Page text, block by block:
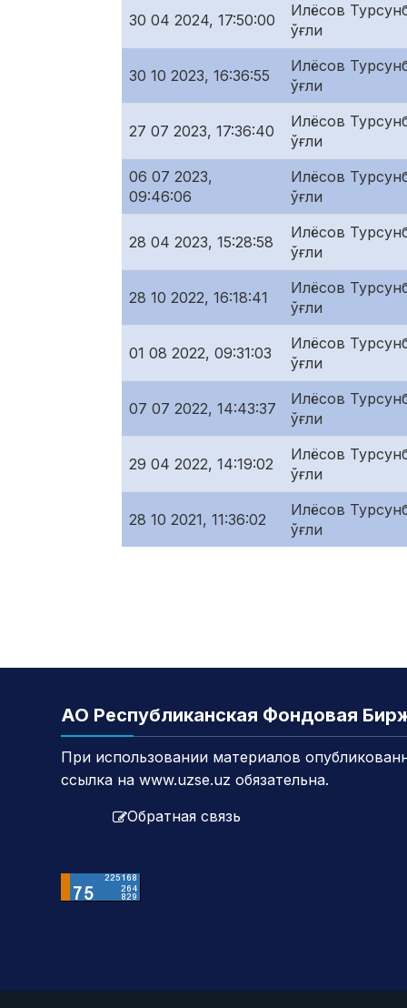
30 04 2024, 17:50:00
Илёсов
ўғли
30 10 2023, 16:36:55
Илёсов
ўғли
27 07 2023, 17:36:40
Илёсов
ўғли
06 07 2023,
09:46:06
Илёсов
ўғли
28 04 2023, 15:28:58
Илёсов
ўғли
28 10 2022, 16:18:41
Илёсов
ўғли
01 08 2022, 09:31:03
Илёсов
ўғли
07 07 2022, 14:43:37
Илёсов
ўғли
29 04 2022, 14:19:02
Илёсов
ўғли
28 10 2021, 11:36:02
Илёсов
ўғли
АО Республиканская Фондовая
При использовании материалов
ссылка на www.uzse.uz обязательна.
Обратная связь